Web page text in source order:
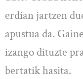
erdian jartzen
apustua da.
izango dituzte
bertatik hasita.